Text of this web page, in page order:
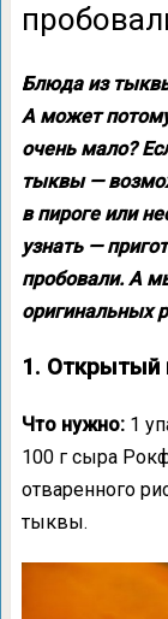
Блюда из
А может потому
очень мало?
тыквы —
в пироге или
узнать —
пробовали. А
оригинальных
1. Открытый
Что нужно:1
100 г сыра
отваренного
тыквы.